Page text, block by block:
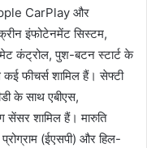
CarPlay और
इंफोटेनमेंट सिस्टम,
कंट्रोल, पुश-बटन स्टार्ट के
फीचर्स शामिल हैं। सेफ्टी
के साथ एबीएस,
सेंसर शामिल हैं। मारुति
(ईएसपी) और हिल-